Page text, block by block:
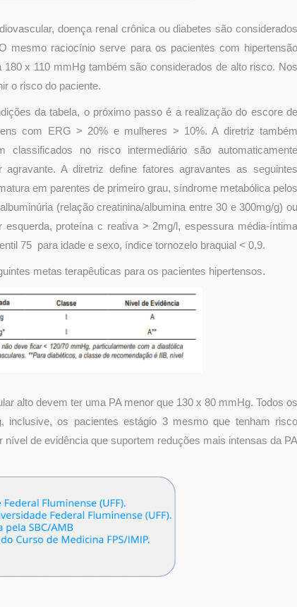
doença renal crônica ou diabetes são considerados
mesmo raciocínio serve para os pacientes com hipertensão
x 110 mmHg também são considerados de alto risco. Nos
o risco do paciente.
da tabela, o próximo passo é a realização do escore de
com ERG > 20% e mulheres > 10%. A diretriz também
no risco intermediário são automaticamente
A diretriz define fatores agravantes as seguintes
em parentes de primeiro grau, síndrome metabólica pelos
(relação creatinina/albumina entre 30 e 300mg/g) ou
proteína c reativa > 2mg/l, espessura média-íntima
75 para idade e sexo, índice tornozelo braquial < 0,9.
metas terapêuticas para os pacientes hipertensos.
alto devem ter uma PA menor que 130 x 80 mmHg. Todos os
os pacientes estágio 3 mesmo que tenham risco
de evidência que suportem reduções mais intensas da PA